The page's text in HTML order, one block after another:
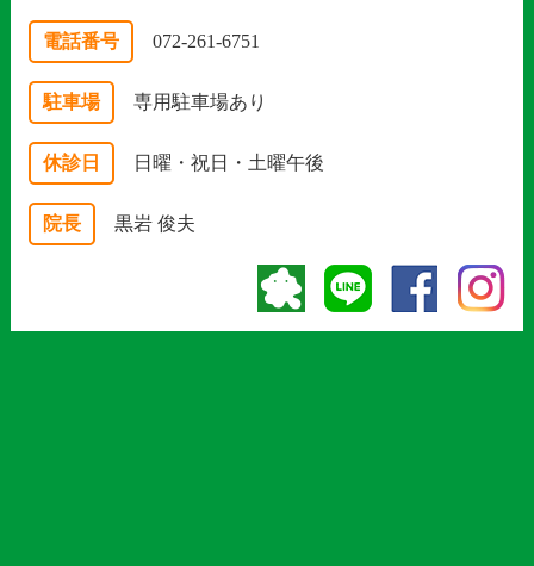
電話番号 072-261-6751
駐車場 専用駐車場あり
休診日 日曜・祝日・土曜午後
院長 黒岩 俊夫